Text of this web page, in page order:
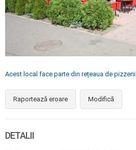
Acest local face parte din rețeaua de pizzerii
Raportează eroare Modifică
DETALII